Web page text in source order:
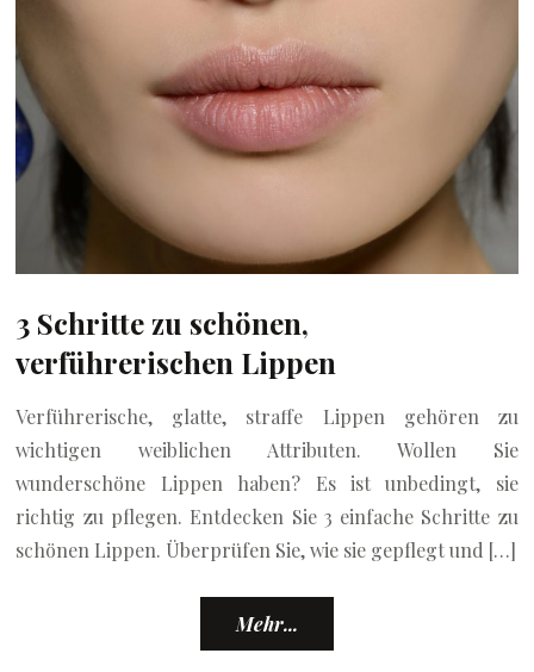
3 Schritte zu schönen,
verführerischen Lippen
Verführerische, glatte, straffe Lippen gehören zu
wichtigen weiblichen Attributen. Wollen Sie
wunderschöne Lippen haben? Es ist unbedingt, sie
richtig zu pflegen. Entdecken Sie 3 einfache Schritte zu
schönen Lippen. Überprüfen Sie, wie sie gepflegt und […]
Mehr...